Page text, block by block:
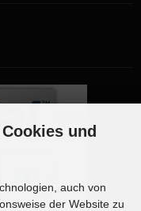
und
auch von
der Website zu